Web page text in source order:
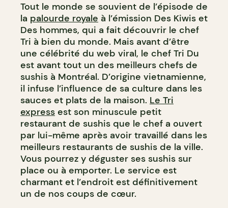
Tout le monde se souvient de l’épisode de
la palourde royale à l’émission Des Kiwis et
Des hommes, qui a fait découvrir le chef
Tri à bien du monde. Mais avant d’être
une célébrité du web viral, le chef Tri Du
est avant tout un des meilleurs chefs de
sushis à Montréal. D’origine vietnamienne,
il infuse l’influence de sa culture dans les
sauces et plats de la maison. Le Tri
express est son minuscule petit
restaurant de sushis que le chef a ouvert
par lui-même après avoir travaillé dans les
meilleurs restaurants de sushis de la ville.
Vous pourrez y déguster ses sushis sur
place ou à emporter. Le service est
charmant et l’endroit est définitivement
un de nos coups de cœur.